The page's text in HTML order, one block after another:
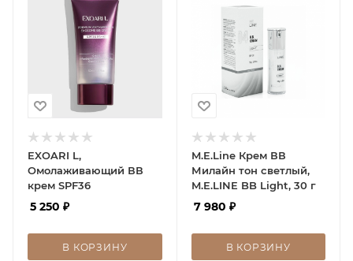
EXOARI L,
Омолаживающий ВВ
крем SPF36
5 250 ₽
В КОРЗИНУ
M.E.Line Крем ВВ
Милайн тон светлый,
M.E.LINE BB Light, 30 г
7 980 ₽
В КОРЗИНУ